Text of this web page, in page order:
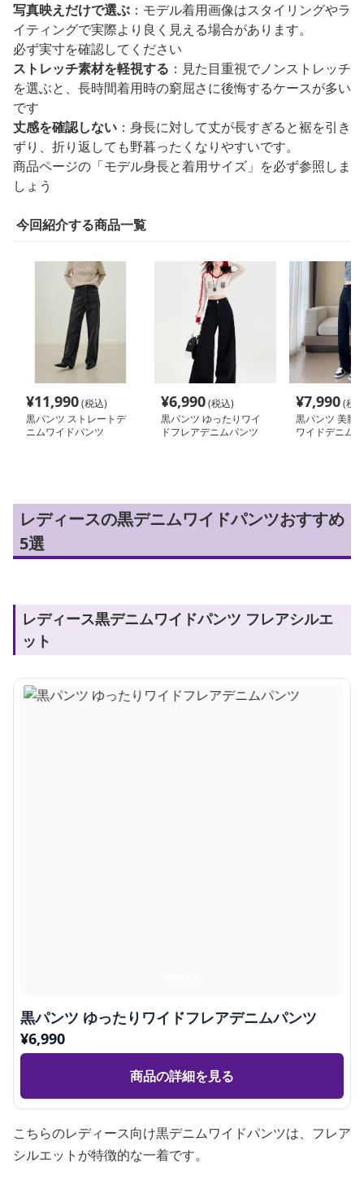
写真映えだけで選ぶ ：モデル着用画像はスタイリングやラ
イティングで実際より良く見える場合があります。
必ず実寸を確認してください
ストレッチ素材を軽視する ：見た目重視でノンストレッチ
を選ぶと、長時間着用時の窮屈さに後悔するケースが多い
です
丈感を確認しない ：身長に対して丈が長すぎると裾を引き
ずり、折り返しても野暮ったくなりやすいです。
商品ページの「モデル身長と着用サイズ」を必ず参照しま
しょう
今回紹介する商品一覧
¥11,990(税込)
黒パンツ ストレートデ
ニムワイドパンツ
¥6,990(税込)
黒パンツ ゆったりワイ
ドフレアデニムパンツ
¥7,990(税
黒パンツ 美脚
ワイドデニム
レディースの黒デニムワイドパンツおすすめ
5選
レディース黒デニムワイドパンツ フレアシルエ
ット
黒パンツ ゆったりワイドフレアデニムパンツ
¥6,990
商品の詳細を見る
こちらのレディース向け黒デニムワイドパンツは、フレア
シルエットが特徴的な一着です。